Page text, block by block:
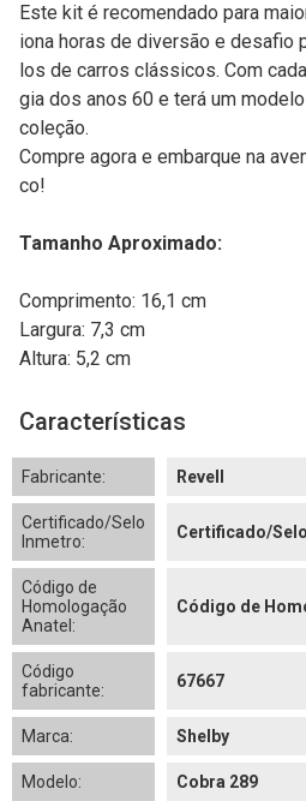
Este kit é recomendado para
iona horas de diversão e desafio
los de carros clássicos. Com
gia dos anos 60 e terá um
coleção.
Compre agora e embarque na
co!
Tamanho Aproximado:
Comprimento: 16,1 cm
Largura: 7,3 cm
Altura: 5,2 cm
Características
Fabricante: Revell
Certificado/Selo
Inmetro:
Certificado/
Código de
Homologação
Anatel:
Código de
Código
fabricante:
67667
Marca: Shelby
Modelo: Cobra 289